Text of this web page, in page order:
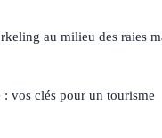
au milieu des raies
vos clés pour un tourisme